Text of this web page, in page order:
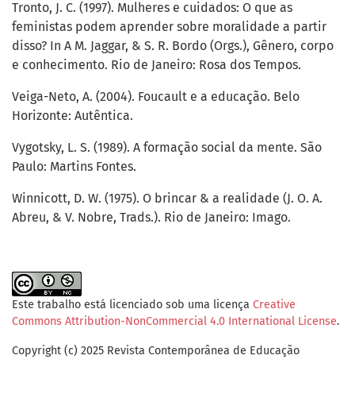
Tronto, J. C. (1997). Mulheres e cuidados: O que as
feministas podem aprender sobre moralidade a partir
disso? In A M. Jaggar, & S. R. Bordo (Orgs.), Gênero, corpo
e conhecimento. Rio de Janeiro: Rosa dos Tempos.
Veiga-Neto, A. (2004). Foucault e a educação. Belo
Horizonte: Autêntica.
Vygotsky, L. S. (1989). A formação social da mente. São
Paulo: Martins Fontes.
Winnicott, D. W. (1975). O brincar & a realidade (J. O. A.
Abreu, & V. Nobre, Trads.). Rio de Janeiro: Imago.
Este trabalho está licenciado sob uma licença Creative
Commons Attribution-NonCommercial 4.0 International License.
Copyright (c) 2025 Revista Contemporânea de Educação